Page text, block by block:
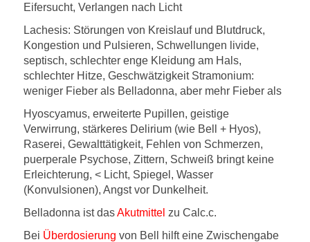
Eifersucht, Verlangen nach Licht
Lachesis: Störungen von Kreislauf und Blutdruck,
Kongestion und Pulsieren, Schwellungen livide,
septisch, schlechter enge Kleidung am Hals,
schlechter Hitze, Geschwätzigkeit Stramonium:
weniger Fieber als Belladonna, aber mehr Fieber als
Hyoscyamus, erweiterte Pupillen, geistige
Verwirrung, stärkeres Delirium (wie Bell + Hyos),
Raserei, Gewalttätigkeit, Fehlen von Schmerzen,
puerperale Psychose, Zittern, Schweiß bringt keine
Erleichterung, < Licht, Spiegel, Wasser
(Konvulsionen), Angst vor Dunkelheit.
Belladonna ist dasAkutmittel zu Calc.c.
Bei Überdosierung von Bell hilft eine Zwischengabe